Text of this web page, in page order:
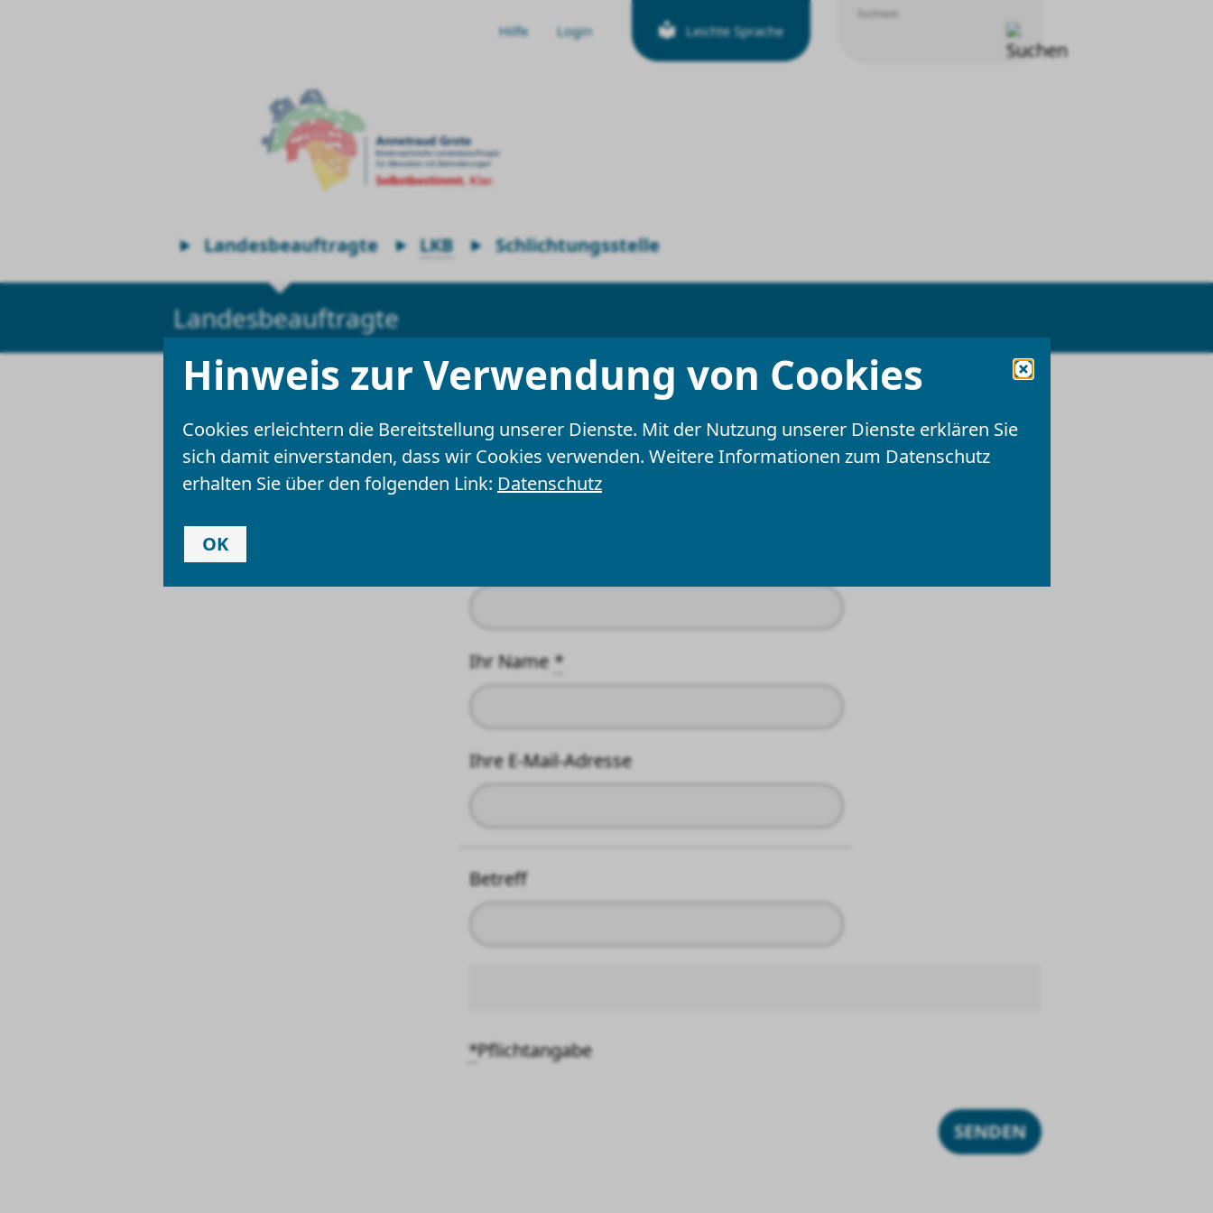
Hinweis zur Verwendung von Cookies
Cookies erleichtern die Bereitstellung unserer Dienste. Mit der Nutzung unserer Dienste erklären Sie
sich damit einverstanden, dass wir Cookies verwenden. Weitere Informationen zum Datenschutz
erhalten Sie über den folgenden Link: Datenschutz
OK
Hilfe Login Leichte Sprache
Suchtext
Landesbeauftragte LKB Schlichtungsstelle
Landesbeauftragte
Vorlesen Seite empfehlen
Felder mit einem * sind Pflichtfelder und müssen ausgefüllt werden
Ihr Name*
Ihre E-Mail-Adresse
Betreff
*Pflichtangabe